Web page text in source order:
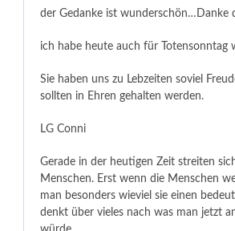
der Gedanke ist wunderschön…Danke
ich habe heute auch für Totensonntag
Sie haben uns zu Lebzeiten soviel
sollten in Ehren gehalten werden.
LG Conni
Gerade in der heutigen Zeit streiten
Menschen. Erst wenn die Menschen
man besonders wieviel sie einen
denkt über vieles nach was man jetzt